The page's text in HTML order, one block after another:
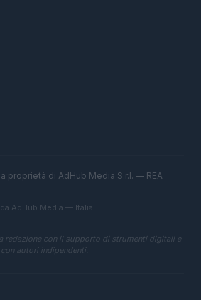
proprietà di AdHub Media S.r.l. — REA
AdHub Media — Italia
redazione con il supporto di strumenti digitali e
autori indipendenti.